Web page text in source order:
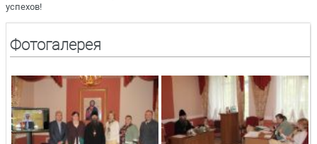
успехов!
Фотогалерея